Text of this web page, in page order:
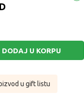
DODAJ U KORPU
u gift listu